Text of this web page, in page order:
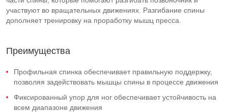
участвуют во вращательных движениях. Разгибание спины
дополняет тренировку на проработку мышц пресса.
Преимущества
Профильная спинка обеспечивает правильную поддержку,
позволяя задействовать мышцы спины в процессе движения
Фиксированный упор для ног обеспечивает устойчивость на
всем диапазоне движения